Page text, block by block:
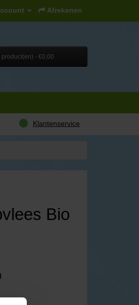
Afrekenen
product(en) - €0,00
Klantenservice
Bio